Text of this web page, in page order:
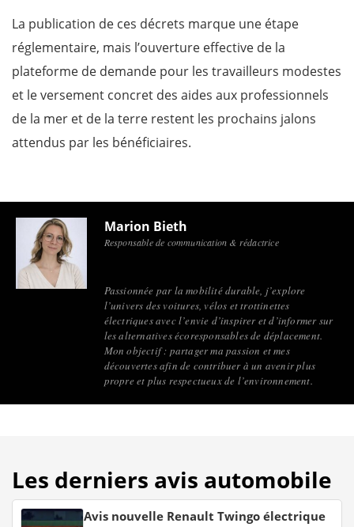
La publication de ces décrets marque une étape
réglementaire, mais l’ouverture effective de la
plateforme de demande pour les travailleurs modestes
et le versement concret des aides aux professionnels
de la mer et de la terre restent les prochains jalons
attendus par les bénéficiaires.
Marion Bieth
Responsable de communication & rédactrice
Passionnée par la mobilité durable, j’explore
l’univers des voitures, vélos et trottinettes
électriques avec l’envie d’inspirer et d’informer sur
les alternatives écoresponsables de déplacement.
Mon objectif : partager ma passion et mes
découvertes afin de contribuer à un avenir plus
propre et plus respectueux de l’environnement.
Les derniers avis automobile
Avis nouvelle Renault Twingo électrique